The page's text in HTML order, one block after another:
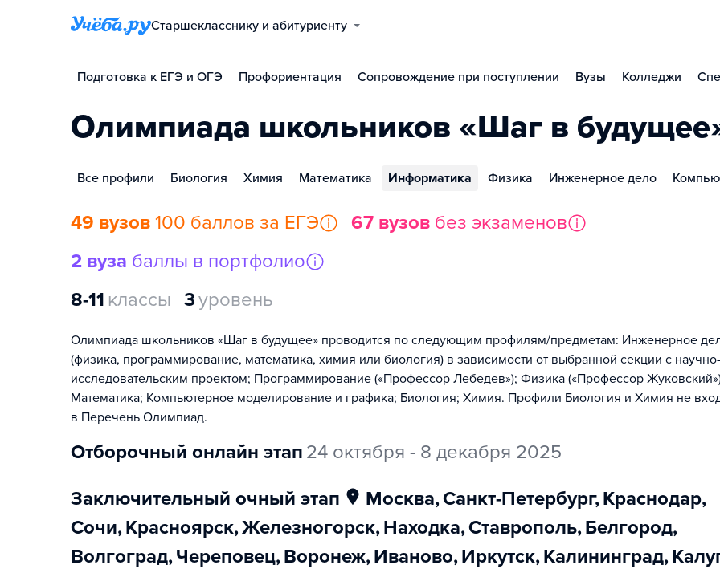
Старшекласснику и абитуриенту
Подготовка к ЕГЭ и ОГЭ Профориентация Сопровождение при поступлении Вузы Колледжи
Олимпиада школьников «Шаг в
Все профили Биология Химия Математика Информатика Физика Инженерное дело
49 вузов 100 баллов за ЕГЭ 67 вузов без экзаменов
2 вуза баллы в портфолио
8-11 классы 3уровень
Олимпиада школьников «Шаг в будущее» проводится по следующим профилям/предметам: Инженерное
(физика, программирование, математика, химия или биология) в зависимости от выбранной секции с научно-
исследовательским проектом; Программирование («Профессор Лебедев»); Физика («Профессор
Математика; Компьютерное моделирование и графика; Биология; Химия. Профили Биология и Химия не
в Перечень Олимпиад.
отборочный онлайн этап 24 октября - 8 декабря 2025
заключительный очный этап
Москва, Санкт-Петербург, Краснодар,
Сочи, Красноярск, Железногорск, Находка, Ставрополь, Белгород,
Волгоград, Череповец, Воронеж, Иваново, Иркутск, Калининград,